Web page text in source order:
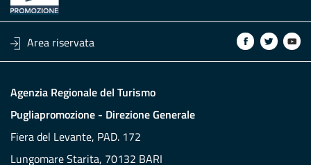
Area riservata
Agenzia Regionale del Turismo
Pugliapromozione - Direzione Generale
Fiera del Levante, PAD. 172
Lungomare Starita, 70132 BARI